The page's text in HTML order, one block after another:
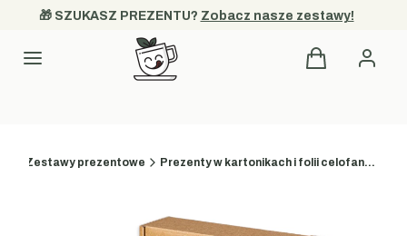
🎁 SZUKASZ PREZENTU? Zobacz nasze zestawy!
Kategorie Produkty w
Zestawy prezentowe Prezenty w kartonikach i folii celofanowej